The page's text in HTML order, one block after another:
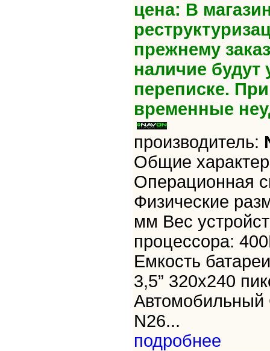
цена: В
прежнему
наличие будут
переписке.
временные
производитель:
Общие
Операционная
Физические
мм Вес
процессора:
Емкость
3,5” 320x240
Автомобильный
N26...
подробнее